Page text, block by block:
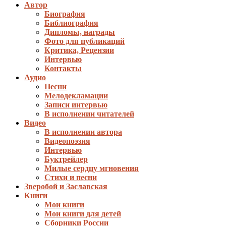
Автор
Биография
Библиография
Дипломы, награды
Фото для публикаций
Критика, Рецензии
Интервью
Контакты
Аудио
Песни
Мелодекламации
Записи интервью
В исполнении читателей
Видео
В исполнении автора
Видеопоэзия
Интервью
Буктрейлер
Милые сердцу мгновения
Стихи и песни
Зверобой и Заславская
Книги
Мои книги
Мои книги для детей
Сборники России